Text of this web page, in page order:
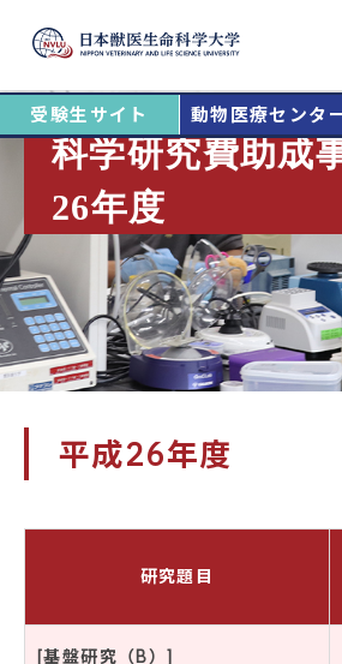
受験生サイト 動物医療センタ
科学研究費助成
26年度
平成26年度
研究題目
[基盤研究（B）]